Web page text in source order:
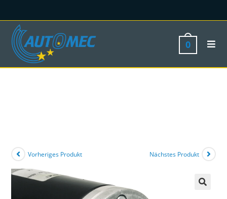
0
Vorheriges Produkt Nächstes Produkt